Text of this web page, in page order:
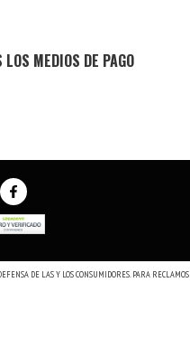
LOS MEDIOS DE PAGO
DE LAS Y LOS CONSUMIDORES. PARA RECLAMOS